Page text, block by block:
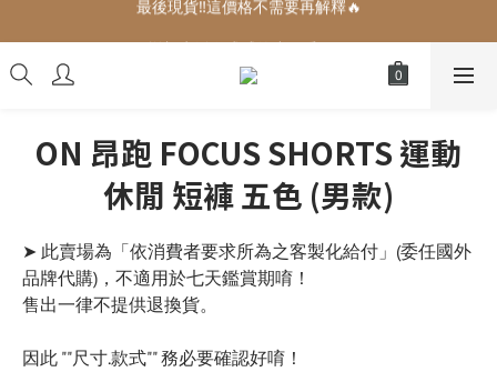
增加生活儀式感的小可愛們🎀
增加生活儀式感的小可愛們🎀
ON 昂跑 FOCUS SHORTS 運動
休閒 短褲 五色 (男款)
➤ 此賣場為「依消費者要求所為之客製化給付」(委任國外
品牌代購)，不適用於七天鑑賞期唷！
售出一律不提供退換貨。
因此 ""尺寸.款式"" 務必要確認好唷！